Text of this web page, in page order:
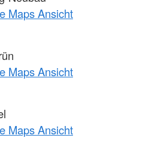
Maps Ansicht
Maps Ansicht
Maps Ansicht